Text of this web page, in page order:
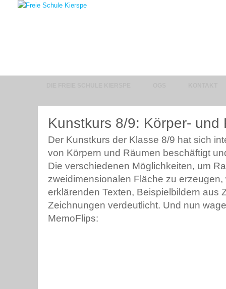
Kunstkurs 8/9: Körper- und
Der Kunstkurs der Klasse 8/9 hat sich
von Körpern und Räumen beschäftigt
Die verschiedenen Möglichkeiten, um
zweidimensionalen Fläche zu
erklärenden Texten, Beispielbildern aus
Zeichnungen verdeutlicht. Und nun
MemoFlips: